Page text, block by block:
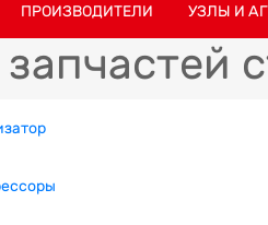
ПРОИЗВОДИТЕЛИ УЗЛЫ И
запчастей